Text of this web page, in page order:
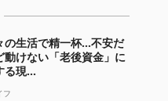
の生活で精一杯…不安だ
動けない「老後資金」に
る現...
フ